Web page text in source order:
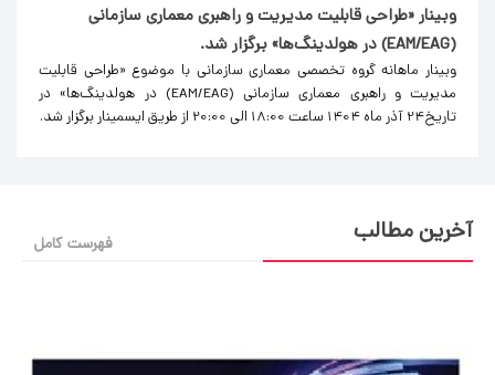
وبینار «طراحی قابلیت مدیریت و راهبری معماری سازمانی
(EAM/EAG) در هولدینگ‌ها» برگزار شد.
وبینار ماهانه گروه تخصصی معماری سازمانی با موضوع «طراحی قابلیت
مدیریت و راهبری معماری سازمانی (EAM/EAG) در هولدینگ‌ها» در
تاریخ24 آذر ماه 1404 ساعت 18:00 الی 20:00 از طریق ایسمینار برگزار شد.
آخرین مطالب فهرست کامل